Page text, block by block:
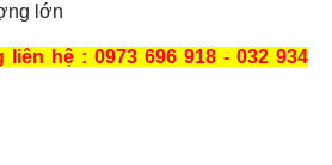
lớn
liên hệ : 0973 696 918 - 032 934